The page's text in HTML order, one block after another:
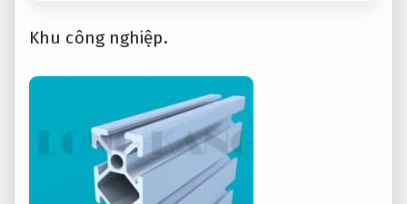
Khu công nghiệp.